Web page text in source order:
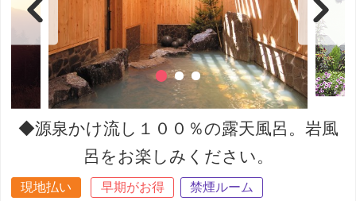
◆源泉かけ流し１００％の露天風呂。岩風
呂をお楽しみください。
現地払い 早期がお得
禁煙ルーム